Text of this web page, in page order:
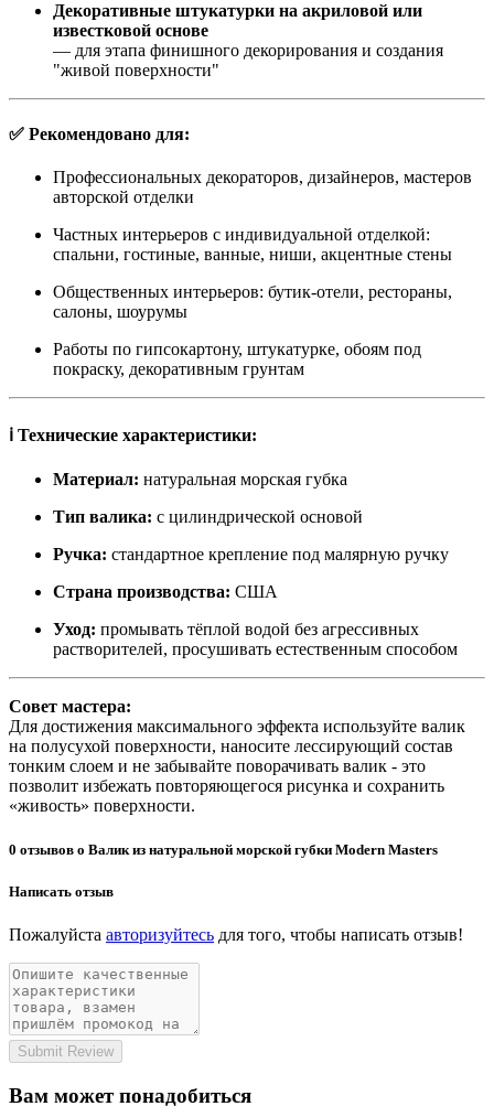
Декоративные штукатурки на акриловой или
известковой основе
— для этапа финишного декорирования и создания
"живой поверхности"
✅ Рекомендовано для:
Профессиональных декораторов, дизайнеров, мастеров
авторской отделки
Частных интерьеров с индивидуальной отделкой:
спальни, гостиные, ванные, ниши, акцентные стены
Общественных интерьеров: бутик-отели, рестораны,
салоны, шоурумы
Работы по гипсокартону, штукатурке, обоям под
покраску, декоративным грунтам
ℹ️ Технические характеристики:
Материал: натуральная морская губка
Тип валика: с цилиндрической основой
Ручка: стандартное крепление под малярную ручку
Страна производства: США
Уход: промывать тёплой водой без агрессивных
растворителей, просушивать естественным способом
Совет мастера:
Для достижения максимального эффекта используйте валик
на полусухой поверхности, наносите лессирующий состав
тонким слоем и не забывайте поворачивать валик - это
позволит избежать повторяющегося рисунка и сохранить
«живость» поверхности.
0 отзывов о Валик из натуральной морской губки Modern Masters
Написать отзыв
Пожалуйста авторизуйтесь для того, чтобы написать отзыв!
Submit Review
Вам может понадобиться